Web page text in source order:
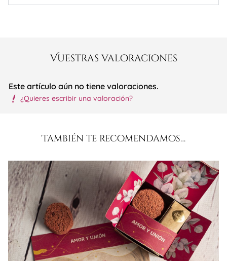
Vuestras valoraciones
Este artículo aún no tiene valoraciones.
¿Quieres escribir una valoración?
También te recomendamos…